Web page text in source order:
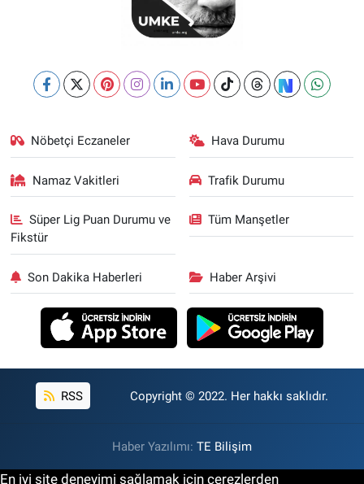
Nöbetçi Eczaneler Hava Durumu
Namaz Vakitleri Trafik Durumu
Süper Lig Puan Durumu ve
Fikstür
Tüm Manşetler
Son Dakika Haberleri Haber Arşivi
RSS Copyright © 2022. Her hakkı saklıdır.
Haber Yazılımı: TE Bilişim
En iyi site deneyimi sağlamak için çerezlerden